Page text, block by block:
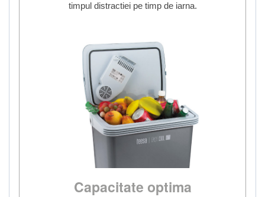
timpul distractiei pe timp de iarna.
Capacitate optima